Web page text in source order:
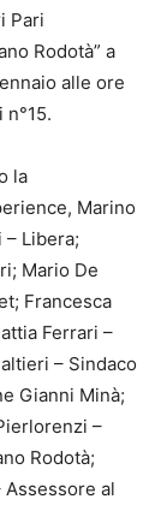
Pari
Rodotà” a
alle ore
la
Marino
Libera;
Mario De
Francesca
Ferrari –
– Sindaco
Gianni Minà;
–
Rodotà;
Assessore al